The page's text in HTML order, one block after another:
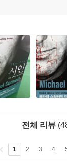
전체 리뷰
1 2 3 4